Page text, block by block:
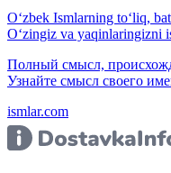
O‘zbek Ismlarning to‘liq,
O‘zingiz va yaqinlaringizni
Полный смысл,
Узнайте смысл своего
ismlar.com